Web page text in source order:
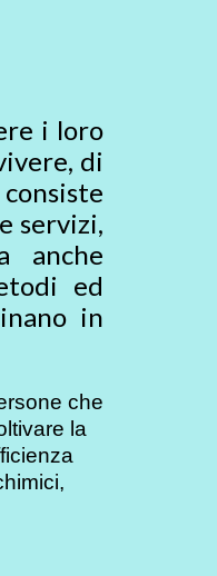
i loro
di
servizi,
anche
ed
in
che
la